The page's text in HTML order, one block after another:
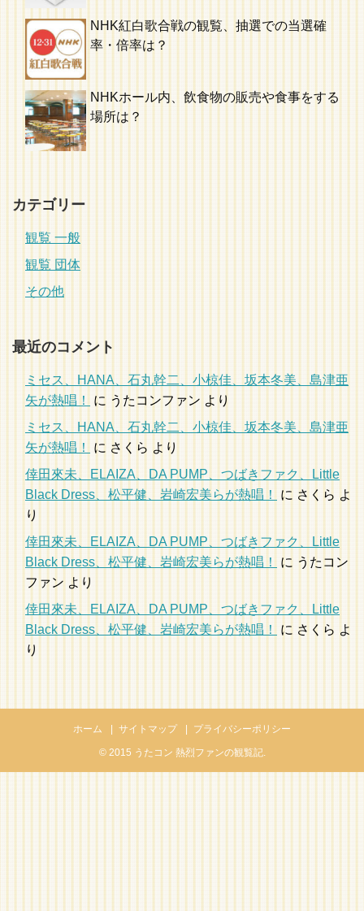
NHK紅白歌合戦の観覧、抽選での当選確
率・倍率は？
NHKホール内、飲食物の販売や食事をする
場所は？
カテゴリー
観覧 一般
観覧 団体
その他
最近のコメント
ミセス、HANA、石丸幹二、小椋佳、坂本冬美、島津亜
矢が熱唱！
に うたコンファン より
ミセス、HANA、石丸幹二、小椋佳、坂本冬美、島津亜
矢が熱唱！
に さくら より
倖田來未、ELAIZA、DA PUMP、つばきファク、Little
Black Dress、松平健、岩崎宏美らが熱唱！
に さくら よ
り
倖田來未、ELAIZA、DA PUMP、つばきファク、Little
Black Dress、松平健、岩崎宏美らが熱唱！
に うたコン
ファン より
倖田來未、ELAIZA、DA PUMP、つばきファク、Little
Black Dress、松平健、岩崎宏美らが熱唱！
に さくら よ
り
ホーム サイトマップ プライバシーポリシー
© 2015 うたコン 熱烈ファンの観覧記.